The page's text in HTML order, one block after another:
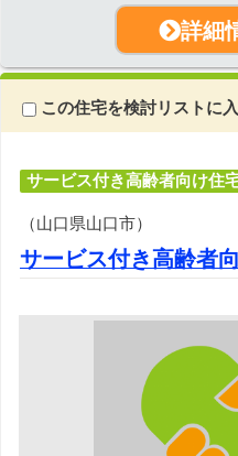
詳細
この住宅を検討リストに
サービス付き高齢者向け住
（山口県山口市）
サービス付き高齢者